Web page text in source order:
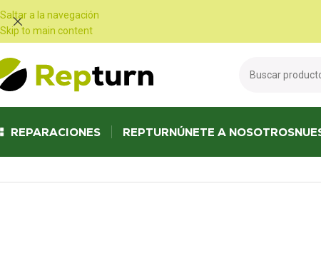
Saltar a la navegación
Skip to main content
REPARACIONES REPTURNÚNETE A NOSOTROS